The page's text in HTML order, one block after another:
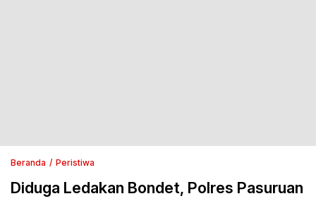
Beranda Peristiwa
Diduga Ledakan Bondet, Polres Pasuruan